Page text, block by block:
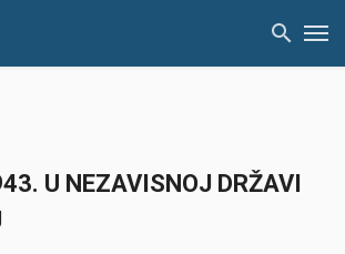
U NEZAVISNOJ DRŽAVI